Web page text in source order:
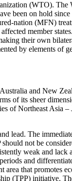
(WTO).
been on hold
nation (MFN)
member
their own
by elements of
and New
of its sheer
of Northeast Asia
lead. The
not be
weak and
and
area that promotes
(TPP) initiative.